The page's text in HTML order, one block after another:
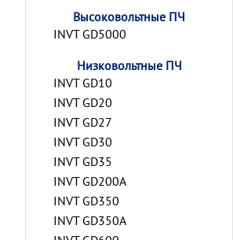
Высоковольтные ПЧ
INVT GD5000
Низковольтные ПЧ
INVT GD10
INVT GD20
INVT GD27
INVT GD30
INVT GD35
INVT GD200A
INVT GD350
INVT GD350A